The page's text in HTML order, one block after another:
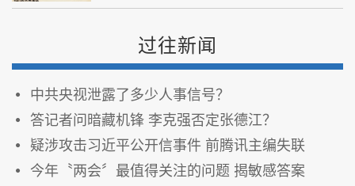
过往新闻
中共央视泄露了多少人事信号？
答记者问暗藏机锋 李克强否定张德江？
疑涉攻击习近平公开信事件 前腾讯主编失联
今年〝两会〞最值得关注的问题 揭敏感答案